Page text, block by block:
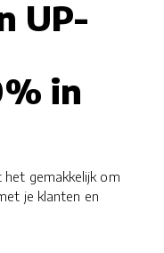
UP-
in
het gemakkelijk om
je klanten en